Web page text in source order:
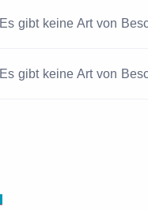
Es gibt keine Art von
Es gibt keine Art von